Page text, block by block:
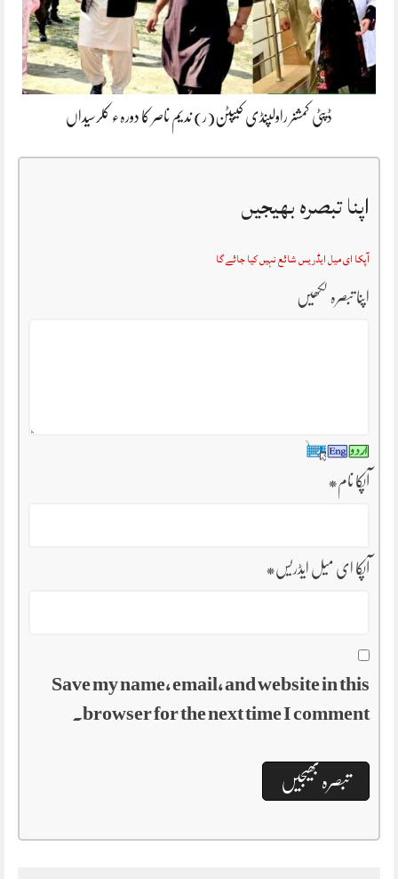
ڈپٹی کمشنر راولپنڈی کیپٹن(ر) ندیم ناصر کا دورہء کلرسیداں
اپنا تبصرہ بھیجیں
آپکا ای میل ایڈریس شائع نہیں کیا جائے گا
اپنا تبصرہ لکھیں
آپکا نام*
آپکا ای میل ایڈریس*
Save my name, email, and website in this
browser for the next time I comment.